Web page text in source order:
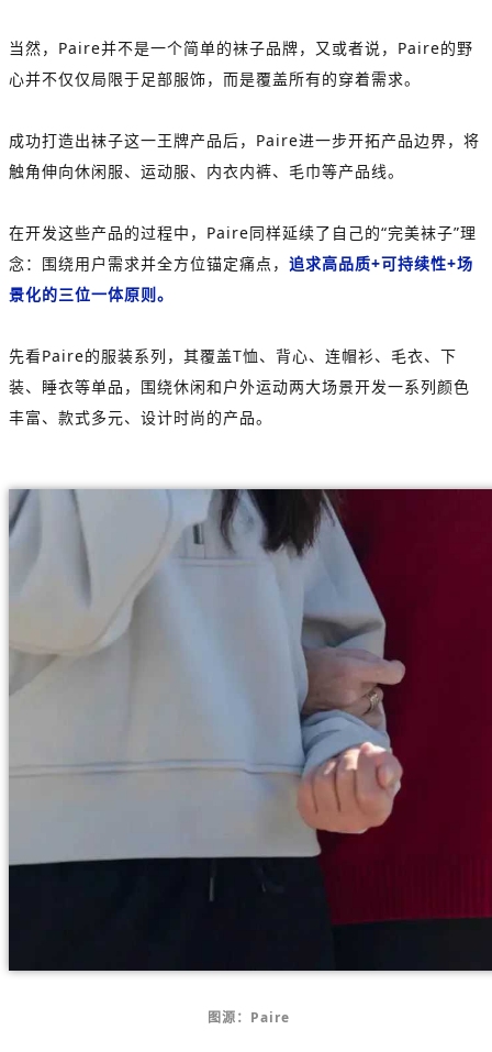
当然，Paire并不是一个简单的袜子品牌，又或者说，Paire的野
心并不仅仅局限于足部服饰，而是覆盖所有的穿着需求。
成功打造出袜子这一王牌产品后，Paire进一步开拓产品边界，将
触角伸向休闲服、运动服、内衣内裤、毛巾等产品线。
在开发这些产品的过程中，Paire同样延续了自己的“完美袜子”理
念：围绕用户需求并全方位锚定痛点， 追求高品质+可持续性+场
景化的三位一体原则。
先看Paire的服装系列，其覆盖T恤、背心、连帽衫、毛衣、下
装、睡衣等单品，围绕休闲和户外运动两大场景开发一系列颜色
丰富、款式多元、设计时尚的产品。
图源：Paire